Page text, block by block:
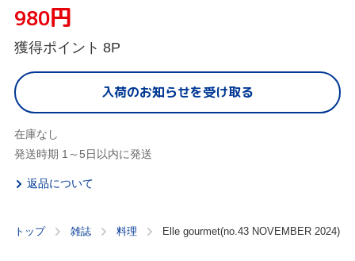
980円
獲得ポイント 8P
入荷のお知らせを受け取る
在庫なし
発送時期 1～5日以内に発送
返品について
トップ 雑誌 料理 Elle gourmet(no.43 NOVEMBER 2024)